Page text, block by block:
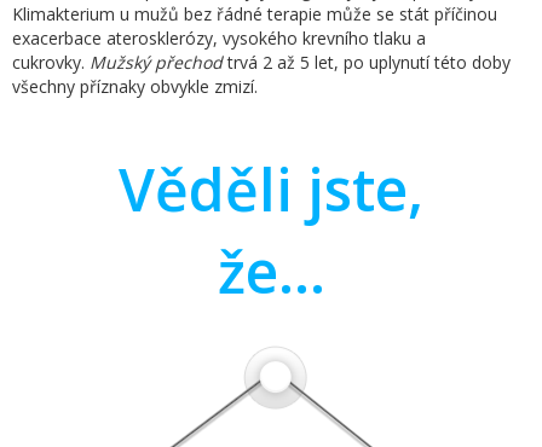
Klimakterium u mužů bez řádné terapie může se stát příčinou
exacerbace aterosklerózy, vysokého krevního tlaku a
cukrovky. Mužský přechodtrvá 2 až 5 let, po uplynutí této doby
všechny příznaky obvykle zmizí.
Věděli jste,
že...